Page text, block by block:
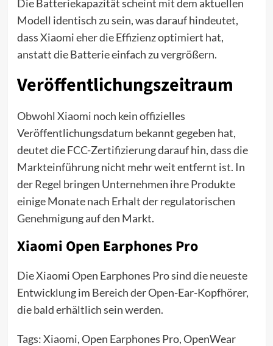
Die Batteriekapazität scheint mit dem aktuellen
Modell identisch zu sein, was darauf hindeutet,
dass Xiaomi eher die Effizienz optimiert hat,
anstatt die Batterie einfach zu vergrößern.
Veröffentlichungszeitraum
Obwohl Xiaomi noch kein offizielles
Veröffentlichungsdatum bekannt gegeben hat,
deutet die FCC-Zertifizierung darauf hin, dass die
Markteinführung nicht mehr weit entfernt ist. In
der Regel bringen Unternehmen ihre Produkte
einige Monate nach Erhalt der regulatorischen
Genehmigung auf den Markt.
Xiaomi Open Earphones Pro
Die Xiaomi Open Earphones Pro sind die neueste
Entwicklung im Bereich der Open-Ear-Kopfhörer,
die bald erhältlich sein werden.
Tags: Xiaomi, Open Earphones Pro, OpenWear